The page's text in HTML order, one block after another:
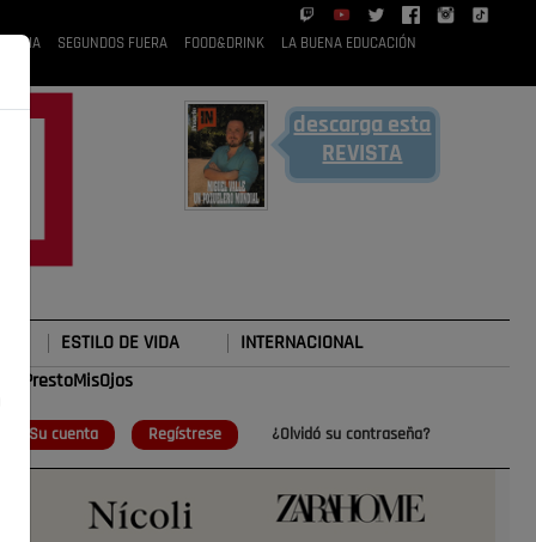
RUBIA SEGUNDOS FUERA FOOD&DRINK
LA BUENA EDUCACIÓN
descarga esta
REVISTA
ESTILO DE VIDA INTERNACIONAL
#TePrestoMisOjos
Su cuenta Regístrese ¿Olvidó su contraseña?